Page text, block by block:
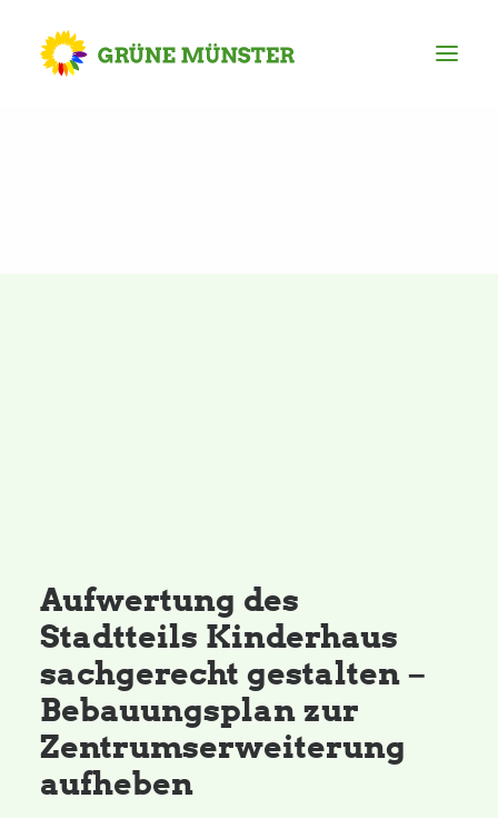
Grünes Zentrum
Personen
Sylvia Rietenberg, MdB
Aufwertung des
Stadtteils Kinderhaus
sachgerecht gestalten –
Bebauungsplan zur
Zentrumserweiterung
aufheben